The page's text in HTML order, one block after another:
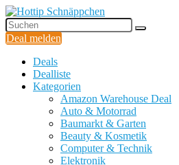
Deal melden
Deals
Dealliste
Kategorien
Amazon Warehouse Deal
Auto & Motorrad
Baumarkt & Garten
Beauty & Kosmetik
Computer & Technik
Elektronik